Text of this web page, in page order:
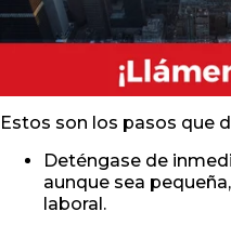
Estos son los pasos que
Deténgase de
aunque sea
laboral.